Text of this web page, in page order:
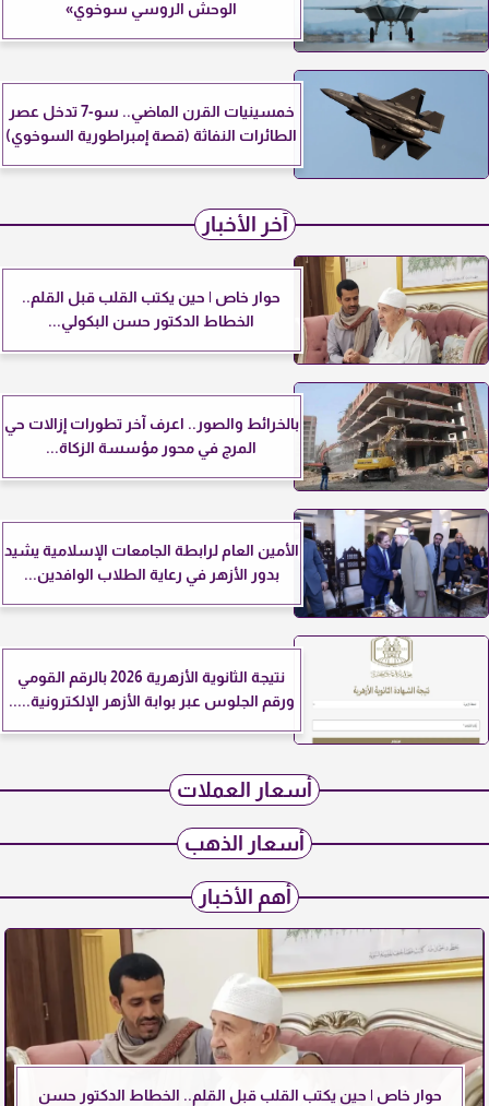
الوحش الروسي سوخوي»
خمسينيات القرن الماضي.. سو-7 تدخل عصر
الطائرات النفاثة (قصة إمبراطورية السوخوي)
آخر الأخبار
حوار خاص | حين يكتب القلب قبل القلم..
الخطاط الدكتور حسن البكولي...
بالخرائط والصور.. اعرف آخر تطورات إزالات حي
المرج في محور مؤسسة الزكاة...
الأمين العام لرابطة الجامعات الإسلامية يشيد
بدور الأزهر في رعاية الطلاب الوافدين...
نتيجة الثانوية الأزهرية 2026 بالرقم القومي
ورقم الجلوس عبر بوابة الأزهر الإلكترونية.....
أسعار العملات
أسعار الذهب
أهم الأخبار
حوار خاص | حين يكتب القلب قبل القلم.. الخطاط الدكتور حسن